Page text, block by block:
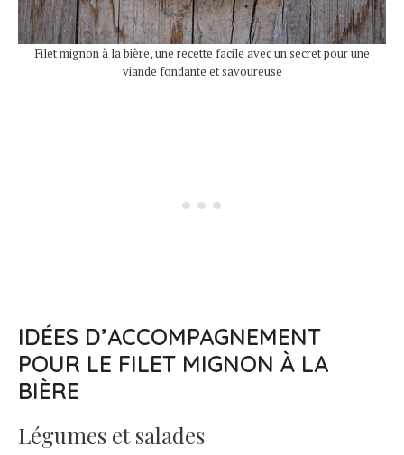
Filet mignon à la bière, une recette facile avec un secret pour une
viande fondante et savoureuse
IDÉES D’ACCOMPAGNEMENT
POUR LE FILET MIGNON À LA
BIÈRE
Légumes et salades